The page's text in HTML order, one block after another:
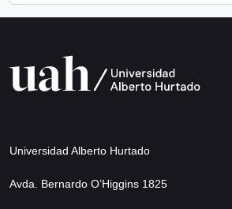
Universidad Alberto Hurtado
Avda. Bernardo O’Higgins 1825